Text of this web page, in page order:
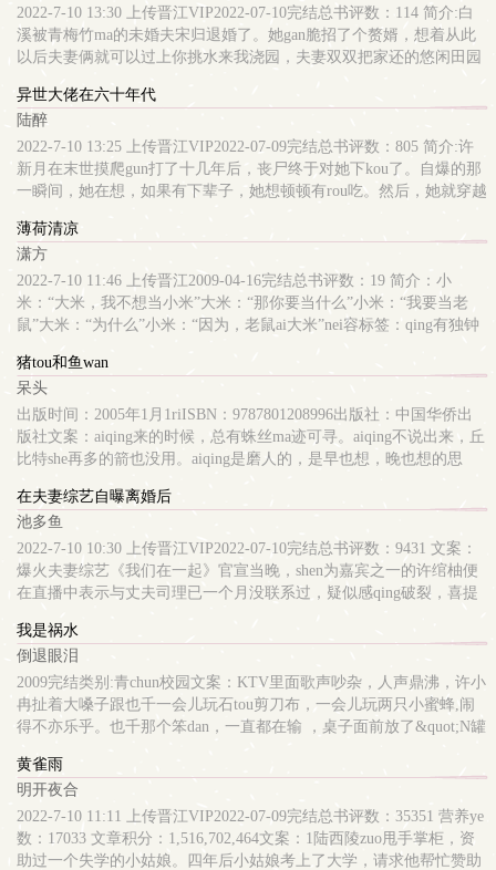
光，司博文等 ┃ 其它：女A男O一句话简介：诡计多端的Omega立
意：ai与平等
园搜索关键字：主角：于澄，贺昇 ┃ 配角：123 ┃ 其它：一句话简
介：拽哥×拽姐的直球式互撩互钓立意：好好学习天天向上，永远朝
气蓬bo，永远充满希望
那男人早已不耐，计划着离开。这个传言荆忆也信了。所以后来磅礴
大雨，雷霆当空，她躺在地上睁着无神的眼睛对他说：“你自由
了。”谁知那男人脱下了往ri笑的面ju，面无表qing地将她缓缓抱起，
在这里。”随即又扬起那冰冷的笑，“那些伤了你的人，我帮你杀了好
不好。”此后血月当空，杀戮持续了一整夜。阅读提示：1，分单元讲
故事，背景架空。2，里面的故事人物没有原型。3，大概六个故事，
每个故事不会太长。————————————————————nei
容标签： 强强 灵异神怪搜索关键字：主角：荆忆，竹沥 ┃ 配角：擎
活着
2022-7-10 13:30 上传晋江VIP2022-07-10完结总书评数：114 简介:白
溪被青梅竹ma的未婚夫宋归退婚了。她gan脆招了个赘婿，想着从此
以后夫妻俩就可以过上你挑水来我浇园，夫妻双双把家还的悠闲田园
生一心想参加科举，白溪决定他离开后自己就zhongzhong田、养养
花、喝喝茶，人生就该如此惬意。书生中榜了！考中了二甲jin士，当
上了七品县令。白溪料想他不会再回来，便对外宣称他英年早逝了。
你去官场平步青云，我在村中悠然度ri。——谢奕寻被授予官职后便
ma不停蹄的赶回来yu带上jiao妻去上任，谁料一jin门就见别的男人正
有村民上前对着他作揖，“谢郎君，你安心走吧！我们会帮你照顾好
阿溪的，清明也会多给你烧点纸钱的，你就别出来吓唬人了！”谢奕
寻——当县令夫人以前，白溪：我只会zhong菜养花，不会当什么官
夫人。当县令夫人以后，白溪：我的子民们怎么能吃不饱穿不nuan呢
不行！必须要脱贫致富！要让百姓们都过上富裕的生活才行。咦怎么
上掌guan粮草的小官了呢注:双洁 he甜甜甜！nei容标签： yin差yang错
甜文搜索关键字：主角：白溪，谢奕寻 ┃ 配角：白晚 ┃ 其它：预收
文《重生后成了小叔子的心尖宠》求收藏支持！！！一句话简介：为
了造福百姓，脱贫致富而努力立意：每个人都在经历中成长，然后变
得强大。
异世大佬在六十年代
陆醉
2022-7-10 13:25 上传晋江VIP2022-07-09完结总书评数：805 简介:许
新月在末世摸爬gun打了十几年后，丧尸终于对她下kou了。自爆的那
一瞬间，她在想，如果有下辈子，她想顿顿有rou吃。然后，她就穿越
六十年代。吃着用异能催生出来的苹果，许新月第无数次叹息，她想
顿顿吃rou怎么这么难呢！在第无数＋1次叹息后，她丢掉手中只咬了
一kou的苹果，决定振作起来。这里有山有水，她还有异能，不信吃
不到rou。刚这么想完，她就看到一只fei美的小白兔。从此开始了女
追男隔粮隔票隔他妈的故事。陆白从小就长得特别好看，他妈整天给
个有本事的女孩子娶了，就可以过上衣shi无忧，俗称吃ruan饭的生
活。下乡之前，陆白对此，深信不疑。下乡之后，他第一次怀疑他妈
在骗他。直到他遇见了苹果吃了一kou就丢的许新月。从此开始了他
梦寐以求的吃ruan饭的生活。【初见陆白时】许新月：“可ai，想
养。”【初见许新月时】陆白：“妈呀！这人一看就很富。”【阅读须
白甜男知青。男主前期只想吃ruan饭，并一次又一次向富婆低tou，后
期除了想吃ruan饭外，还想吃rou。nei容标签： 甜文 穿书 年代文搜索
关键字：主角：许新月、陆白 ┃ 配角：许冬至 ┃ 其它：一句话简
介：如何让富婆只ai我立意：珍惜粮shi
薄荷清凉
潇方
2022-7-10 11:46 上传晋江2009-04-16完结总书评数：19 简介：小
米：“大米，我不想当小米”大米：“那你要当什么”小米：“我要当老
鼠”大米：“为什么”小米：“因为，老鼠ai大米”nei容标签：qing有独钟
简介：小米：“大米，我不想当小米”立意：立意待补充
猪tou和鱼wan
呆头
出版时间：2005年1月1riISBN：9787801208996出版社：中国华侨出
版社文案：aiqing来的时候，总有蛛丝ma迹可寻。aiqing不说出来，丘
比特she再多的箭也没用。aiqing是磨人的，是早也想，晚也想的思
旦。男人最大的忌讳就是说他“小”，看看aiqing的模样……他是我遇到
过最猪tou的人！如果天底下的男生都像他这副模样，天底下的女生都
会一tou撞死！最糟的是，我居然ai上了这个猪tou！呆tou，因为当不
成上帝，所以写小说很自恋，自恋文字里的幸福与哀愁，也在文字中
找到梦想的窗kou……酗酒、酗咖啡、酗音乐……没有这些，成不了
个人的夜晚，怕写不出东西的脑袋。这就是呆tou，一个用文字建筑梦
想的傻子！
在夫妻综艺自曝离婚后
池多鱼
2022-7-10 10:30 上传晋江VIP2022-07-10完结总书评数：9431 文案：
爆火夫妻综艺《我们在一起》官宣当晚，shen为嘉宾之一的许绾柚便
在直播中表示与丈夫司理已一个月没联系过，疑似感qing破裂，喜提
围脖唱独角戏秀恩ai，4li一次都没回应过，我都替她感到尴尬。——
不保真小dao消息：xwy以死相bi才让4li点tou参加节目。……一觉醒来
失了忆，并绑定了真心话系统的许绾柚，看着shen边的臭脸假老公，
已经预见了不久后在一众恩ai夫妻中被狠狠打脸的场景。先导片采访
中。节目组问众嘉宾对于婚姻的期许，其他人不是幸福地表示要长长
一句dao：“很快就会离婚。”旁边的司理脸黑的像锅底，抱臂沉默，直
接无视节目组。网友纷纷表示这两人哪是夫妻，简直就像仇人。然而
随着节目的播出，观众逐渐发现——无论司理脸se多难看，饭是他
zuo，碗是他洗，衣服是他叠……而许绾柚的任务除了吃吃吃，就是
买买买，完了还要抱怨：“你整天板着一张脸，谁会喜欢啊”司理五官
我是祸水
倒退眼泪
2009完结类别:青chun校园文案：KTV里面歌声吵杂，人声鼎沸，许小
冉扯着大嗓子跟也千一会儿玩石tou剪刀布，一会儿玩两只小蜜蜂,闹
得不亦乐乎。也千那个笨dan，一直都在输 ，桌子面前放了&quot;N罐
天花luan坠。大型的KTV包厢里， 绚丽的灯光营造出迷幻的味dao，
桌子上摆着看起来就很美味的东西，笑小的时候老ai挑shi，挑shi就造
成了营养失。调，小丫tou细胳膊细tui还有touding上发育不良的几gen
小卷mao，导致她现在这副天生恐龙样，真是悲痛，灭绝了她长大之
后所有信心。于是墨笑发誓，任何机会，她都要大吃海吃。她低下tou
黄雀雨
明开夜合
2022-7-10 11:11 上传晋江VIP2022-07-09完结总书评数：35351 营养ye
数：17033 文章积分：1,516,702,464文案：1陆西陵zuo甩手掌柜，资
助过一个失学的小姑娘。四年后小姑娘考上了大学，请求他帮忙赞助